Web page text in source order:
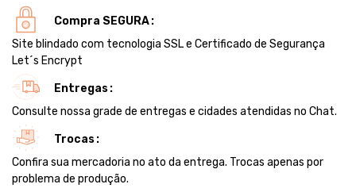
Compra SEGURA
Site blindado com tecnologia SSL e Certificado de Segurança
Let´s Encrypt
Entregas
Consulte nossa grade de entregas e cidades atendidas no Chat.
Trocas
Confira sua mercadoria no ato da entrega. Trocas apenas por
problema de produção.